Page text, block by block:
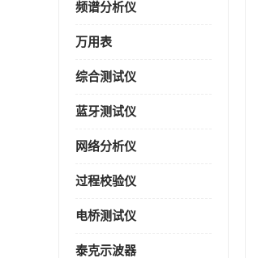
频谱分析仪
万用表
综合测试仪
蓝牙测试仪
网络分析仪
过程校验仪
电桥测试仪
泰克示波器